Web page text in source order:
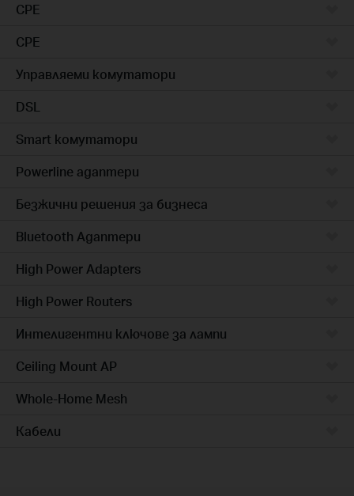
CPE
CPE
Управляеми комутатори
DSL
Smart комутатори
Powerline адаптери
Безжични решения за бизнеса
Bluetooth Адаптери
High Power Adapters
High Power Routers
Интелигентни ключове за лампи
Ceiling Mount AP
Whole-Home Mesh
Кабели